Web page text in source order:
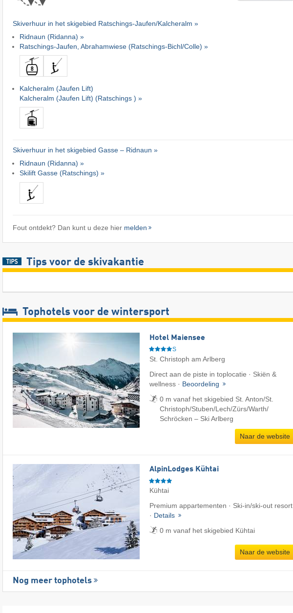
Skiverhuur in het skigebied Ratschings-Jaufen/​Kalcheralm »
Ridnaun (Ridanna) »
Ratschings-Jaufen, Abrahamwiese (Ratschings-Bichl/Colle) »
Kalcheralm (Jaufen Lift)
Kalcheralm (Jaufen Lift) (Ratschings ) »
Skiverhuur in het skigebied Gasse – Ridnaun »
Ridnaun (Ridanna) »
Skilift Gasse (Ratschings) »
Fout ontdekt? Dan kunt u deze hier melden
Tips voor de skivakantie
Tophotels voor de wintersport
Hotel Maiensee
S
St. Christoph am Arlberg
Direct aan de piste in toplocatie · Skiën &
wellness · Beoordeling
0 m vanaf het skigebied St. Anton/​St.
Christoph/​Stuben/​Lech/​Zürs/​Warth/​
Schröcken – Ski Arlberg
Naar de website
AlpinLodges Kühtai
Kühtai
Premium appartementen · Ski-in/ski-out resort
· Details
0 m vanaf het skigebied Kühtai
Naar de website
Nog meer tophotels